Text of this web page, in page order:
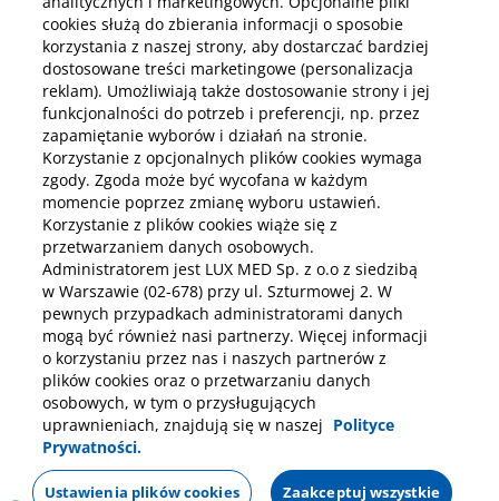
Pobierz aplikację mobilną
Polityka prywatności
Mapa strony
Oświadczenie o dostępności Regulamin
cookies służą do zbierania informacji o sposobie
korzystania z naszej strony, aby dostarczać bardziej
dostosowane treści marketingowe (personalizacja
reklam). Umożliwiają także dostosowanie strony i jej
funkcjonalności do potrzeb i preferencji, np. przez
zapamiętanie wyborów i działań na stronie.
Korzystanie z opcjonalnych plików cookies wymaga
zgody. Zgoda może być wycofana w każdym
momencie poprzez zmianę wyboru ustawień.
Korzystanie z plików cookies wiąże się z
przetwarzaniem danych osobowych.
Administratorem jest LUX MED Sp. z o.o z siedzibą
w Warszawie (02-678) przy ul. Szturmowej 2. W
pewnych przypadkach administratorami danych
mogą być również nasi partnerzy. Więcej informacji
o korzystaniu przez nas i naszych partnerów z
plików cookies oraz o przetwarzaniu danych
osobowych, w tym o przysługujących
uprawnieniach, znajdują się w naszej Polityce
Prywatności.
Ustawienia plików cookies Zaakceptuj wszystkie